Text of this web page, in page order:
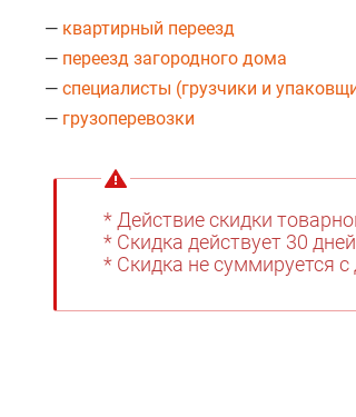
— квартирный переезд
— переезд загородного дома
— специалисты (грузчики и
— грузоперевозки
* Действие скидки
* Скидка действует 30
* Скидка не суммируется с